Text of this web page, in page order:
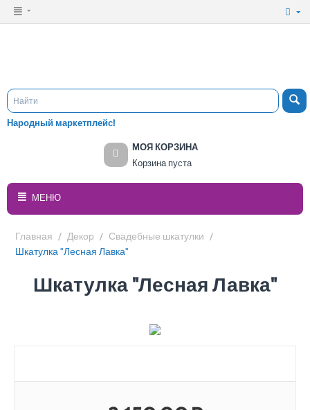
Народный маркетплейс!
МОЯ КОРЗИНА
Корзина пуста
МЕНЮ
Главная / Декор / Свадебные шкатулки /
Шкатулка "Лесная Лавка"
Шкатулка "Лесная Лавка"